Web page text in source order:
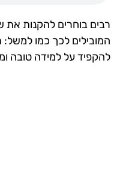
רבים בוחרים להקנות את
המובילים לכך כמו למשל:
להקפיד על למידה טובה